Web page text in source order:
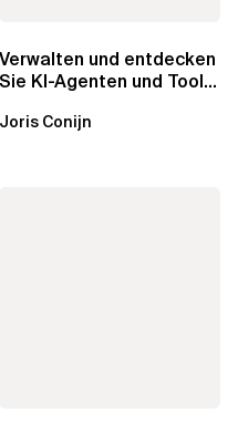
Verwalten und entdecken
Sie KI-Agenten und Tools
AgentCore...
Joris Conijn